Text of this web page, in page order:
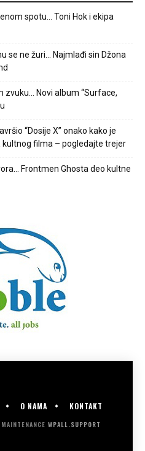
spotu… Toni Hok i ekipa
se ne žuri… Najmlađi sin Džona
zvuku… Novi album “Surface,
“Dosije X” onako kako je
filma – pogledajte trejer
Frontmen Ghosta deo kultne
O NAMA KONTAKT
WPALL.SUPPORT